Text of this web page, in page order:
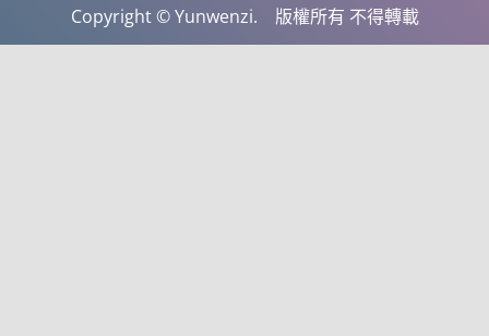
Copyright © Yunwenzi. 版權所有 不得轉載